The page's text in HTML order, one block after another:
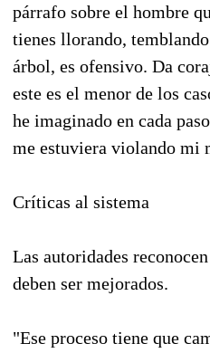
párrafo sobre el hombre
tienes llorando,
árbol, es ofensivo. Da
este es el menor de los
he imaginado en cada
me estuviera violando mi
Críticas al sistema
Las autoridades
deben ser mejorados.
"Ese proceso tiene que